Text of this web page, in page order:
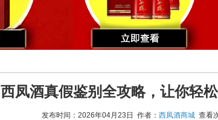
西凤酒真假鉴别全攻略，让你轻松
发布时间：2026年04月23日 作者： 西凤酒商城 查看